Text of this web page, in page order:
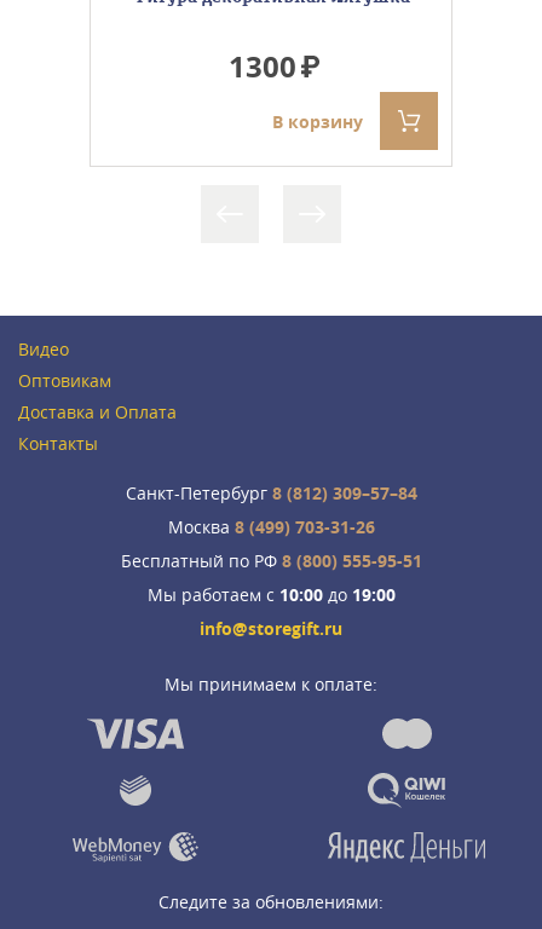
1300
В корзину
Видео
Оптовикам
Доставка и Оплата
Контакты
Санкт-Петербург8 (812) 309–57–84
Москва 8 (499) 703-31-26
Бесплатный по РФ8 (800) 555-95-51
Мы работаем с 10:00до 19:00
info@storegift.ru
Мы принимаем к оплате:
Следите за обновлениями: